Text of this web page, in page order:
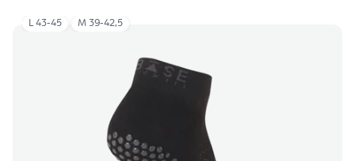
L 43-45 M 39-42,5